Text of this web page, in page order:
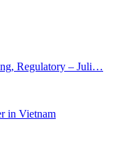
Regulatory – Juli…
in Vietnam